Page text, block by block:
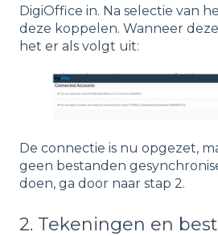
DigiOffice in. Na selectie van
deze koppelen. Wanneer
het er als volgt uit:
De connectie is nu opgezet,
geen bestanden
doen, ga door naar stap 2.
2. Tekeningen en